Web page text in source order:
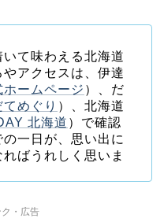
て味わえる北海道
アクセスは、伊達
ームページ ）、だ
てめぐり ）、北海道
北海道 ）で確認
一日が、思い出に
ばうれしく思いま
・広告